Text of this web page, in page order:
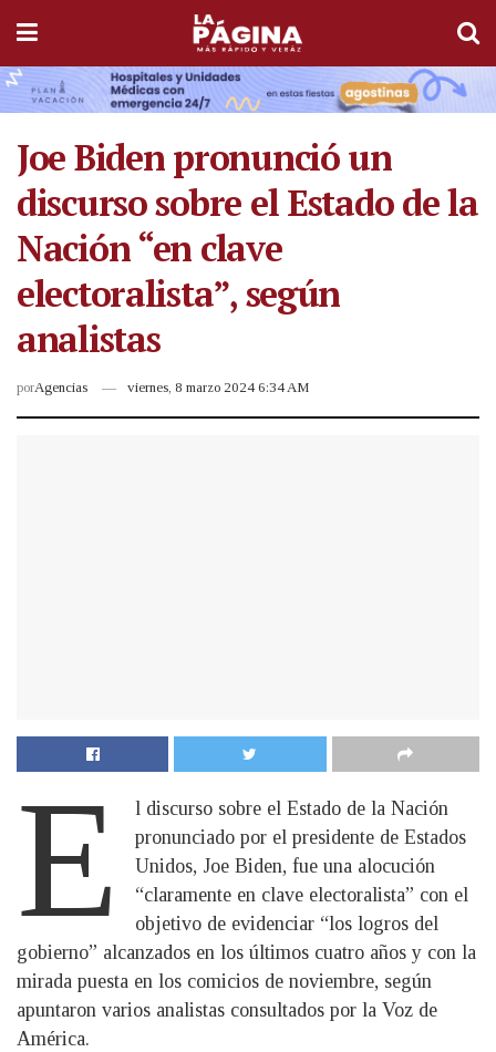
Joe Biden pronunció un
discurso sobre el Estado de la
Nación “en clave
electoralista”, según
analistas
porAgencias viernes, 8 marzo 2024 6:34 AM
E
l discurso sobre el Estado de la Nación
pronunciado por el presidente de Estados
Unidos, Joe Biden, fue una alocución
“claramente en clave electoralista” con el
objetivo de evidenciar “los logros del
gobierno” alcanzados en los últimos cuatro años y con la
mirada puesta en los comicios de noviembre, según
apuntaron varios analistas consultados por la Voz de
América.